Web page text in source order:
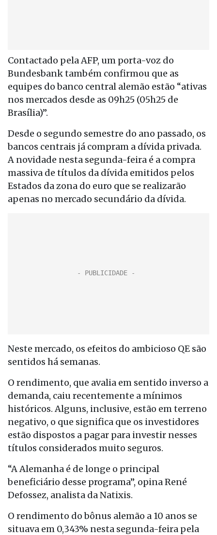
Contactado pela AFP, um porta-voz do
Bundesbank também confirmou que as
equipes do banco central alemão estão “ativas
nos mercados desde as 09h25 (05h25 de
Brasília)”.
Desde o segundo semestre do ano passado, os
bancos centrais já compram a dívida privada.
A novidade nesta segunda-feira é a compra
massiva de títulos da dívida emitidos pelos
Estados da zona do euro que se realizarão
apenas no mercado secundário da dívida.
Neste mercado, os efeitos do ambicioso QE são
sentidos há semanas.
O rendimento, que avalia em sentido inverso a
demanda, caiu recentemente a mínimos
históricos. Alguns, inclusive, estão em terreno
negativo, o que significa que os investidores
estão dispostos a pagar para investir nesses
títulos considerados muito seguros.
“A Alemanha é de longe o principal
beneficiário desse programa”, opina René
Defossez, analista da Natixis.
O rendimento do bônus alemão a 10 anos se
situava em 0,343% nesta segunda-feira pela